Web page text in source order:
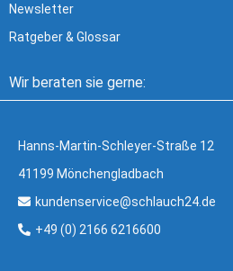
Newsletter
Ratgeber & Glossar
Wir beraten sie gerne:
Hanns-Martin-Schleyer-Straße 12
41199 Mönchengladbach
kundenservice@schlauch24.de
+49 (0) 2166 6216600